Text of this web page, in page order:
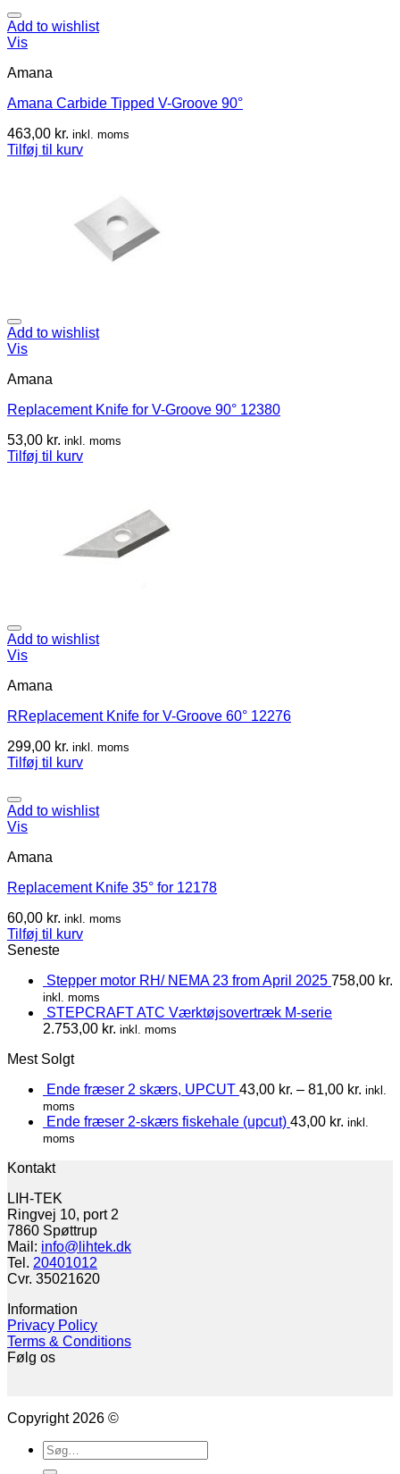
Add to wishlist
Vis
Amana
Amana Carbide Tipped V-Groove 90°
463,00 kr. inkl. moms
Tilføj til kurv
Add to wishlist
Vis
Amana
Replacement Knife for V-Groove 90° 12380
53,00 kr. inkl. moms
Tilføj til kurv
Add to wishlist
Vis
Amana
RReplacement Knife for V-Groove 60° 12276
299,00 kr. inkl. moms
Tilføj til kurv
Add to wishlist
Vis
Amana
Replacement Knife 35° for 12178
60,00 kr. inkl. moms
Tilføj til kurv
Seneste
Stepper motor RH/ NEMA 23 from April 2025 758,00 kr.
inkl. moms
STEPCRAFT ATC Værktøjsovertræk M-serie
2.753,00 kr. inkl. moms
Mest Solgt
Ende fræser 2 skærs, UPCUT 43,00 kr. – 81,00 kr. inkl.
moms
Ende fræser 2-skærs fiskehale (upcut) 43,00 kr. inkl.
moms
Kontakt
LIH-TEK
Ringvej 10, port 2
7860 Spøttrup
Mail: info@lihtek.dk
Tel. 20401012
Cvr. 35021620
Information
Privacy Policy
Terms & Conditions
Følg os
Copyright 2026 ©
Søg
efter: